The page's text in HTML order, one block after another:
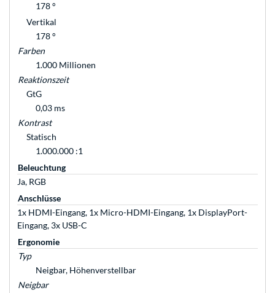
178 °
Vertikal
178 °
Farben
1.000 Millionen
Reaktionszeit
GtG
0,03 ms
Kontrast
Statisch
1.000.000 :1
Beleuchtung
Ja, RGB
Anschlüsse
1x HDMI-Eingang, 1x Micro-HDMI-Eingang, 1x DisplayPort-
Eingang, 3x USB-C
Ergonomie
Typ
Neigbar, Höhenverstellbar
Neigbar